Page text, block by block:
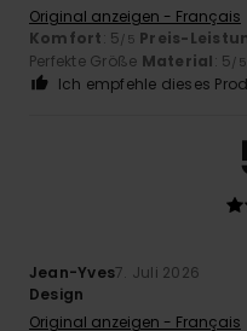
Original anzeigen - Français
Komfort: 5 /5 Preis-
Perfekte Größe Material: 5 /5
Ich empfehle dieses
Jean-Yves7. Juli 2026
Design
Original anzeigen - Français